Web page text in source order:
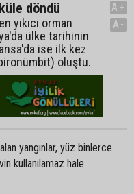
döndü
yıkıcı orman
ülke tarihinin
ise ilk kez
oluştu.
A+
A-
yangınlar, yüz binlerce
kullanılamaz hale